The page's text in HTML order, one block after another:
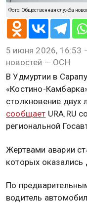
Фото: Общественная служба
5 июня 2026, 16:53
новостей — ОСН
В Удмуртии в
«Костино-
столкновение двух
сообщает URA.RU
региональной
Жертвами аварии
которых оказались
По
водитель